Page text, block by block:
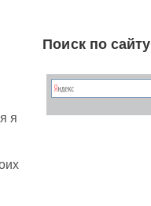
я
Поиск по сайту